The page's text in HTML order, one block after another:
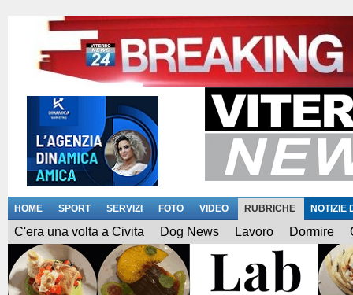
HOME SPORT SERVIZI FOTO VIDEO RUBRICHE NOTIZIE
C'era una volta a Civita Dog News Lavoro Dormire